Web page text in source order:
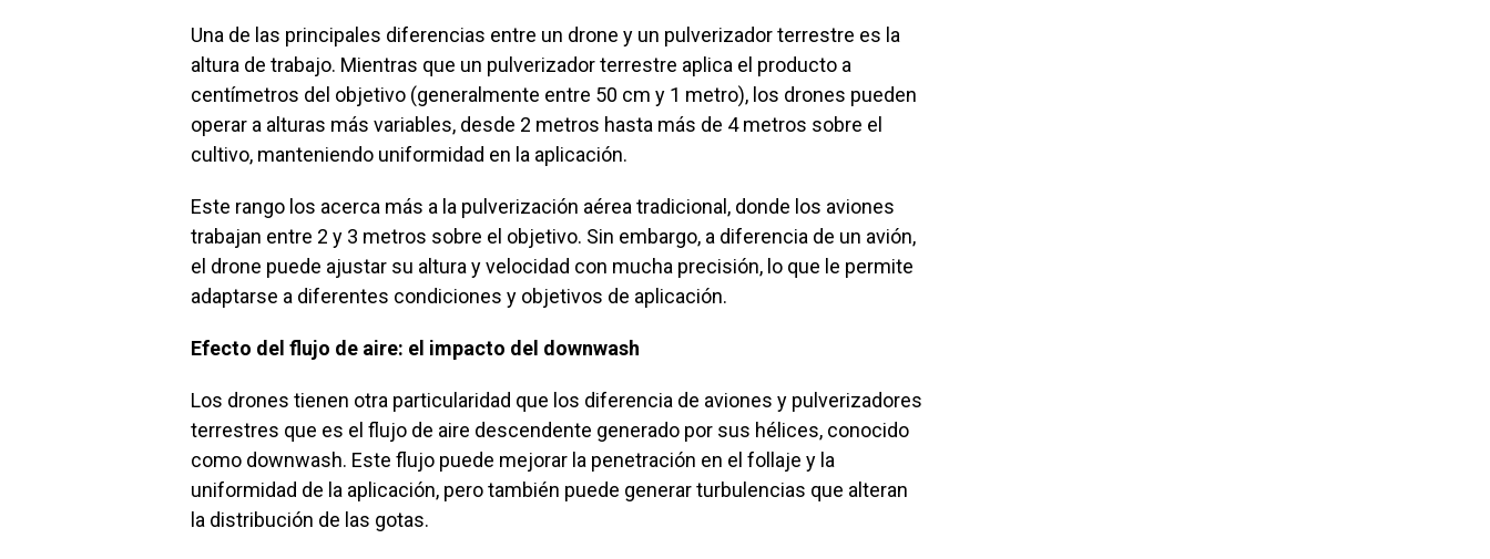
Una de las principales diferencias entre un drone y un pulverizador terrestre es la
altura de trabajo. Mientras que un pulverizador terrestre aplica el producto a
centímetros del objetivo (generalmente entre 50 cm y 1 metro), los drones pueden
operar a alturas más variables, desde 2 metros hasta más de 4 metros sobre el
cultivo, manteniendo uniformidad en la aplicación.
Este rango los acerca más a la pulverización aérea tradicional, donde los aviones
trabajan entre 2 y 3 metros sobre el objetivo. Sin embargo, a diferencia de un avión,
el drone puede ajustar su altura y velocidad con mucha precisión, lo que le permite
adaptarse a diferentes condiciones y objetivos de aplicación.
Efecto del flujo de aire: el impacto del downwash
Los drones tienen otra particularidad que los diferencia de aviones y pulverizadores
terrestres que es el flujo de aire descendente generado por sus hélices, conocido
como downwash. Este flujo puede mejorar la penetración en el follaje y la
uniformidad de la aplicación, pero también puede generar turbulencias que alteran
la distribución de las gotas.